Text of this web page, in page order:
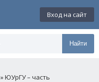
Вход на сайт
Найти
» ЮУрГУ – часть